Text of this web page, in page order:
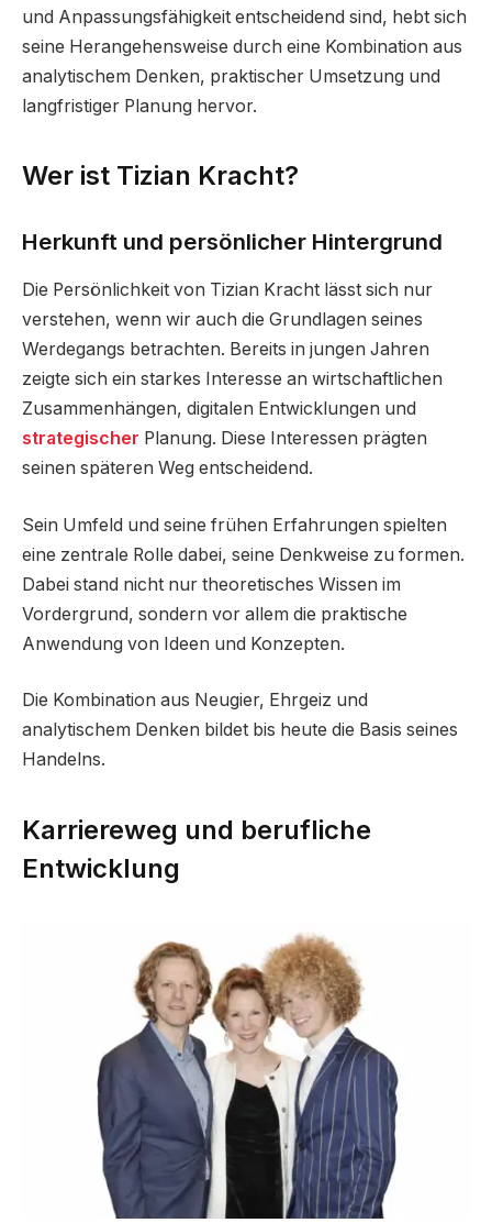
und Anpassungsfähigkeit entscheidend sind, hebt sich
seine Herangehensweise durch eine Kombination aus
analytischem Denken, praktischer Umsetzung und
langfristiger Planung hervor.
Wer ist Tizian Kracht?
Herkunft und persönlicher Hintergrund
Die Persönlichkeit von Tizian Kracht lässt sich nur
verstehen, wenn wir auch die Grundlagen seines
Werdegangs betrachten. Bereits in jungen Jahren
zeigte sich ein starkes Interesse an wirtschaftlichen
Zusammenhängen, digitalen Entwicklungen und
strategischer Planung. Diese Interessen prägten
seinen späteren Weg entscheidend.
Sein Umfeld und seine frühen Erfahrungen spielten
eine zentrale Rolle dabei, seine Denkweise zu formen.
Dabei stand nicht nur theoretisches Wissen im
Vordergrund, sondern vor allem die praktische
Anwendung von Ideen und Konzepten.
Die Kombination aus Neugier, Ehrgeiz und
analytischem Denken bildet bis heute die Basis seines
Handelns.
Karriereweg und berufliche
Entwicklung